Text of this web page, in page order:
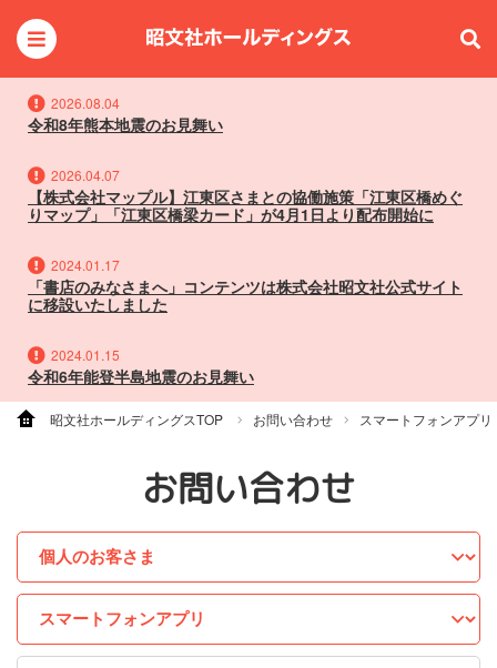
2026.08.04
令和8年熊本地震のお見舞い
2026.04.07
【株式会社マップル】江東区さまとの協働施策「江東区橋めぐ
りマップ」「江東区橋梁カード」が4月1日より配布開始に
2024.01.17
「書店のみなさまへ」コンテンツは株式会社昭文社公式サイト
に移設いたしました
2024.01.15
令和6年能登半島地震のお見舞い
昭文社ホールディングスTOP お問い合わせ スマートフォンアプ
お問い合わせ